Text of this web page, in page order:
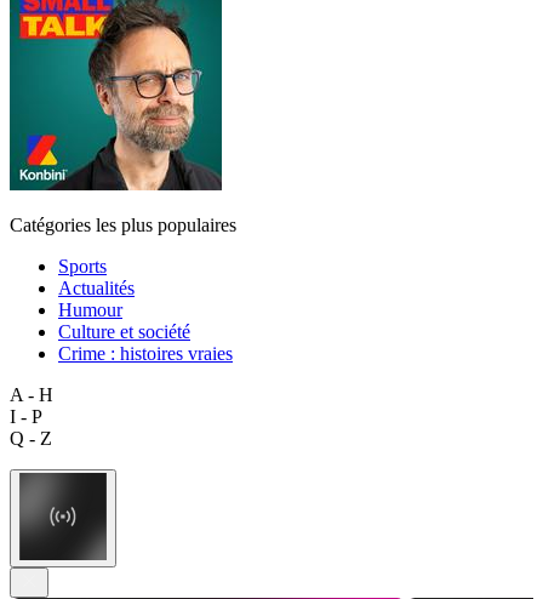
Catégories les plus populaires
Sports
Actualités
Humour
Culture et société
Crime : histoires vraies
A - H
I - P
Q - Z